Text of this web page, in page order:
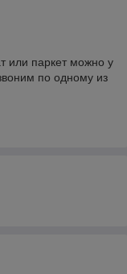
или паркет можно у
по одному из